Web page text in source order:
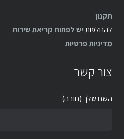
תקנון
להחלפותיש לפתוח קריאת שירות
מדיניות פרטיות
צור קשר
השם שלך (חובה)